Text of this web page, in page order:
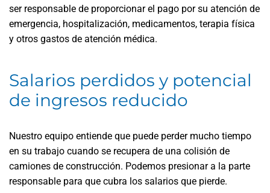
ser responsable de proporcionar el pago por su atención de
emergencia, hospitalización, medicamentos, terapia física
y otros gastos de atención médica.
Salarios perdidos y potencial
de ingresos reducido
Nuestro equipo entiende que puede perder mucho tiempo
en su trabajo cuando se recupera de una colisión de
camiones de construcción. Podemos presionar a la parte
responsable para que cubra los salarios que pierde.